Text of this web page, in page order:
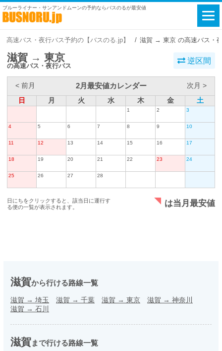
ブルーライナー・サンアンドムーンの予約ならバスのるが最安値
高速バス・夜行バス予約の【バスのる.jp】 滋賀 → 東京 の高速バス・
滋賀 → 東京
の高速バス・夜行バス
逆区間
< 前月 2月最安値カレンダー
次月 >
日
月 火 水 木 金 土
1 2 3
4 5 6 7 8 9 10
11 12 13 14 15 16 17
18 19 20 21 22 23 24
25 26 27 28
日にちをクリックすると、該当日に運行す
る便の一覧が表示されます。
は当月最安値
滋賀から行ける路線一覧
滋賀 → 埼玉 滋賀 → 千葉 滋賀 → 東京 滋賀 → 神奈川
滋賀 → 石川
滋賀まで行ける路線一覧